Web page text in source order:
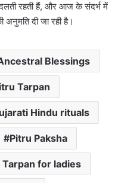
रहती हैं, और आज के संदर्भ में
अनुमति दी जा रही है।
Blessings
Tarpan
Hindu rituals
Pitru Paksha
Tarpan for ladies